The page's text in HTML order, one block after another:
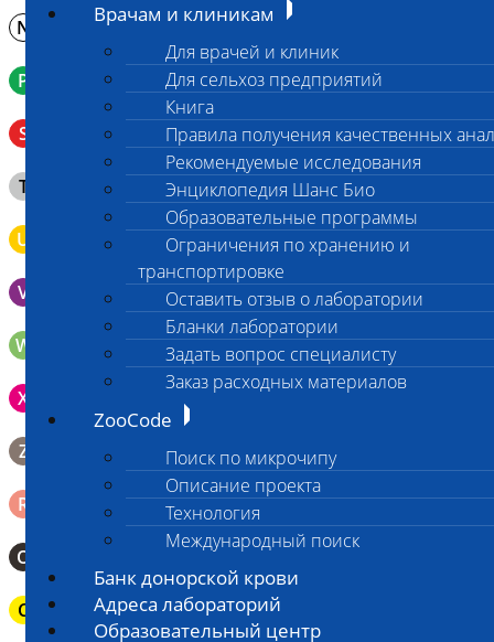
Врачам и клиникам
Для врачей и клиник
Для сельхоз предприятий
Книга
Правила получения качественных
Рекомендуемые исследования
Энциклопедия Шанс Био
Образовательные программы
Ограничения по хранению и
транспортировке
Оставить отзыв о лаборатории
Бланки лаборатории
Задать вопрос специалисту
Заказ расходных материалов
ZooCode
Поиск по микрочипу
Описание проекта
Технология
Международный поиск
Банк донорской крови
Адреса лабораторий
Образовательный центр
N Молоко в контейнере 10-30 мл
P Кровь в пробирку с К3ЭДТА (К2ЭДТА)
S
Венозная кровь в пробирке с активатором свертывания
без разделительного геля
T
Клещ (не более 2 шт.), плотно закрытая сухая пробирка
типа Эппендорф
U Моча во флаконе 5 - 10 мл
V Выпоты и биологические жидкости в контейнере
W Волос (шерсть) в пробирке Эппендорфа
X
Зонд щеточка с буккальным эпителием с внутренней
поверхности щеки (эпителием слизистой оболочки щеки)
Z
формалина. До 10 фрагментов с одной локации.
R
Ректальный смыв в пробирку Эппендорфа (с физрастворм
О Мазок-отпечаток на стекло
C Паренхиматозные органы в герметичном пакете